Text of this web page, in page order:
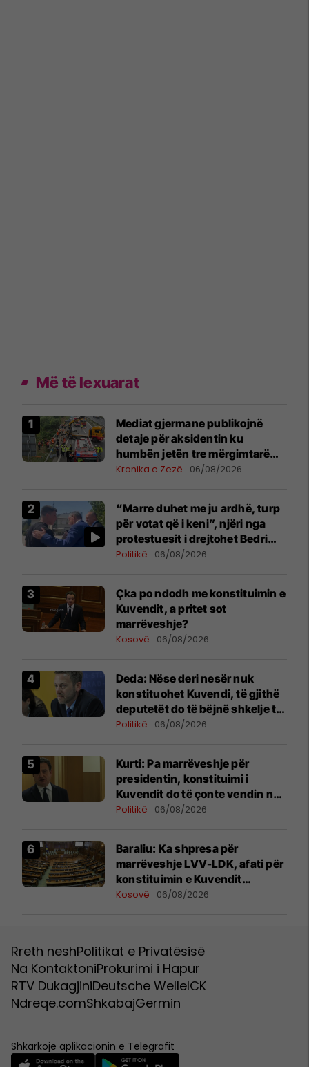
Më të lexuarat
Mediat gjermane publikojnë
detaje për aksidentin ku
humbën jetën tre mërgimtarë
nga Komogllava e Ferizajt
Kronika e Zezë 06/08/2026
“Marre duhet me ju ardhë, turp
për votat që i keni”, njëri nga
protestuesit i drejtohet Bedri
Hamzës
Politikë 06/08/2026
Çka po ndodh me konstituimin e
Kuvendit, a pritet sot
marrëveshje?
Kosovë 06/08/2026
Deda: Nëse deri nesër nuk
konstituohet Kuvendi, të gjithë
deputetët do të bëjnë shkelje të
rëndë kushtetuese
Politikë 06/08/2026
Kurti: Pa marrëveshje për
presidentin, konstituimi i
Kuvendit do të çonte vendin në
zgjedhje të reja
Politikë 06/08/2026
Baraliu: Ka shpresa për
marrëveshje LVV-LDK, afati për
konstituimin e Kuvendit
përfundon më 7 gusht
Kosovë 06/08/2026
Rreth neshPolitikat e Privatësisë
Na KontaktoniProkurimi i Hapur
RTV DukagjiniDeutsche WelleICK
Ndreqe.comShkabajGermin
Shkarkoje aplikacionin e Telegrafit